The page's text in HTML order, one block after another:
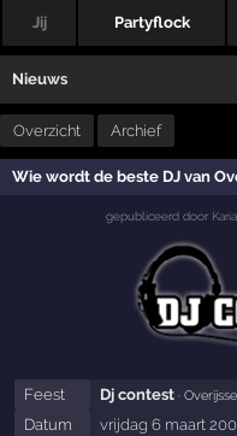
Jij Partyflock
Nieuws
Overzicht Archief
Wie wordt de beste DJ van
gepubliceerd door
Feest Dj contest ·
Datum
vrijdag 6 maart